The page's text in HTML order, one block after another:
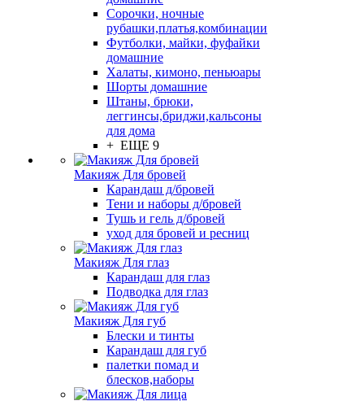
Сорочки, ночные
рубашки,платья,комбинации
Футболки, майки, фуфайки
домашние
Халаты, кимоно, пеньюары
Шорты домашние
Штаны, брюки,
леггинсы,бриджи,кальсоны
для дома
+ ЕЩЕ 9
Макияж Для бровей
Карандаш д/бровей
Тени и наборы д/бровей
Тушь и гель д/бровей
уход для бровей и ресниц
Макияж Для глаз
Карандаш для глаз
Подводка для глаз
Макияж Для губ
Блески и тинты
Карандаш для губ
палетки помад и
блесков,наборы